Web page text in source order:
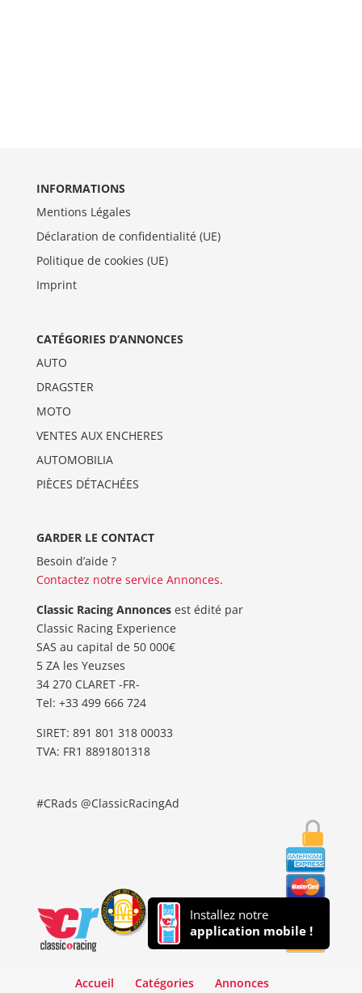
INFORMATIONS
Mentions Légales
Déclaration de confidentialité (UE)
Politique de cookies (UE)
Imprint
CATÉGORIES D’ANNONCES
AUTO
DRAGSTER
MOTO
VENTES AUX ENCHERES
AUTOMOBILIA
PIÈCES DÉTACHÉES
GARDER LE CONTACT
Besoin d’aide ?
Contactez notre service Annonces.
Classic Racing Annoncesest édité par
Classic Racing Experience
SAS au capital de 50 000€
5 ZA les Yeuzses
34 270 CLARET -FR-
Tel: ‭+33 499 666 724‬
SIRET: 891 801 318 00033
TVA: FR1 8891801318
#CRads @ClassicRacingAd
Installez notre
application mobile !
Accueil Catégories Annonces